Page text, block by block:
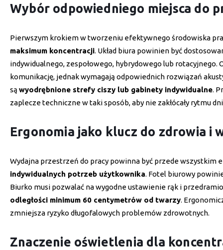
Wybór odpowiedniego miejsca do
Pierwszym krokiem w tworzeniu efektywnego środowiska
maksimum koncentracji. Układ biura powinien być
indywidualnego, zespołowego, hybrydowego lub rotacyjnego.
komunikację, jednak wymagają odpowiednich rozwiązań
są wyodrębnione strefy ciszy lub gabinety indywidualne.
zaplecze techniczne w taki sposób, aby nie zakłócały rytmu
Ergonomia jako klucz do zdrowia i
Wydajna przestrzeń do pracy powinna być przede wszystkim
indywidualnych potrzeb użytkownika. Fotel biurowy
Biurko musi pozwalać na wygodne ustawienie rąk i
odległości minimum 60 centymetrów od twarzy.
zmniejsza ryzyko długofalowych problemów zdrowotnych.
Znaczenie oświetlenia dla